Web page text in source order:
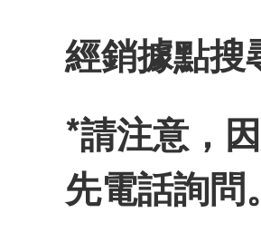
經銷據點搜
*請注意，
先電話詢問。